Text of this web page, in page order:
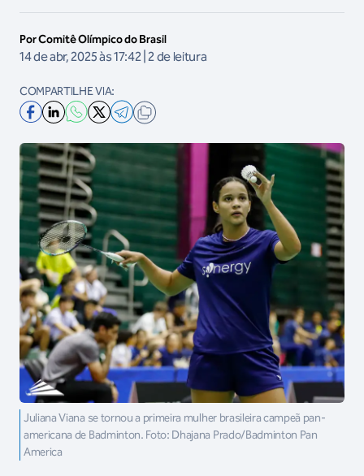
Por Comitê Olímpico do Brasil
14 de abr, 2025 às 17:42 | 2 de leitura
COMPARTILHE VIA:
Juliana Viana se tornou a primeira mulher brasileira campeã pan-
americana de Badminton. Foto: Dhajana Prado/Badminton Pan
America